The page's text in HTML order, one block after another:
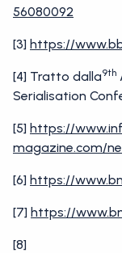
56080092
[3] https://
[4] Tratto dalla9th
Serialisation
[5] https://
magazine.com/
[6] https://
[7] https://
[8]